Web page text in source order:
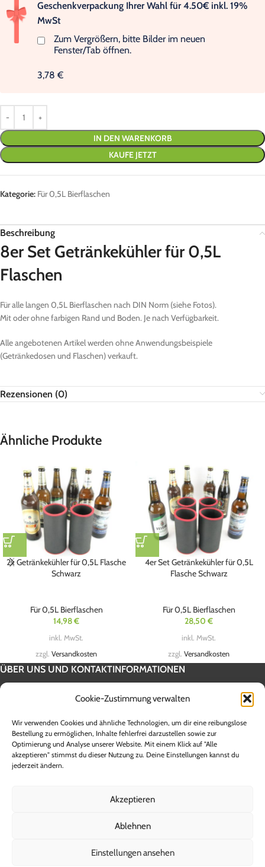
Cookie-Zustimmung verwalten
Wir verwenden Cookies und ähnliche Technologien, um dir eine reibungslose
Bestellung zu ermöglichen, Inhalte fehlerfrei darzustellen sowie zur
Optimierung und Analyse unserer Website. Mit einem Klick auf "Alle
akzeptieren" stimmst du dieser Nutzung zu. Deine Einstellungen kannst du
jederzeit ändern.
Akzeptieren
Ablehnen
Einstellungen ansehen
Geschenkverpackung Ihrer Wahl für 4.50€ inkl. 19%
MwSt
Zum Vergrößern, bitte Bilder im neuen
Fenster/Tab öffnen.
3,78 €
IN DEN WARENKORB
KAUFE JETZT
Kategorie: Für 0,5L Bierflaschen
Beschreibung
8er Set Getränkekühler für 0,5L
Flaschen
Für alle langen 0,5L Bierflaschen nach DIN Norm (siehe Fotos).
Mit oder ohne farbigen Rand und Boden. Je nach Verfügbarkeit.
Alle angebotenen Artikel werden ohne Anwendungsbeispiele
(Getränkedosen und Flaschen) verkauft.
Rezensionen (0)
Ähnliche Produkte
2x Getränkekühler für 0,5L Flasche
Schwarz
Für 0,5L Bierflaschen
14,98€
inkl. MwSt.
zzgl. Versandkosten
4er Set Getränkekühler für 0,5L
Flasche Schwarz
Für 0,5L Bierflaschen
28,50 €
inkl. MwSt.
zzgl. Versandkosten
ÜBER UNS UND KONTAKTINFORMATIONEN
SERVICE INFORMATION
UNSERE SHOPS
Alle Preise sind Endpreise inklusive 19 % Mehrwertsteuer zzgl.
Versandkosten. Die Lieferzeit innerhalb Deutschlands beträgt zwischen 1
und 5 Werktagen. Lieferzeiten für andere Länder sowie Informationen zur
Berechnung des Liefertermins entnehmen Sie bitte den Angaben der
entfallen die Versandkosten innerhalb der Bundesrepublik Deutschland
Versandrabatt, den Sie beim Kauf erstattet bekommen.
© 2008 - 2026 Asiahouse24 - Inhaberin Kerstin Brockmann